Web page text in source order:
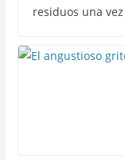
residuos una